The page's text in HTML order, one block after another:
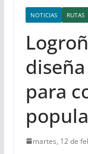
NOTICIAS RUTAS
para
martes, 12 de